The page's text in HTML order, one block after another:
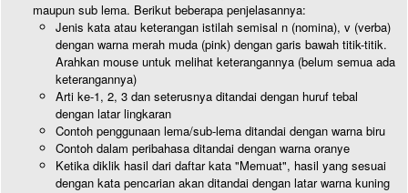
maupun sub lema. Berikut beberapa penjelasannya:
Jenis kata atau keterangan istilah semisal n (nomina), v (verba)
dengan warna merah muda (pink) dengan garis bawah titik-titik.
Arahkan mouse untuk melihat keterangannya (belum semua ada
keterangannya)
Arti ke-1, 2, 3 dan seterusnya ditandai dengan huruf tebal
dengan latar lingkaran
Contoh penggunaan lema/sub-lema ditandai dengan warna biru
Contoh dalam peribahasa ditandai dengan warna oranye
Ketika diklik hasil dari daftar kata "Memuat", hasil yang sesuai
dengan kata pencarian akan ditandai dengan latar warna kuning